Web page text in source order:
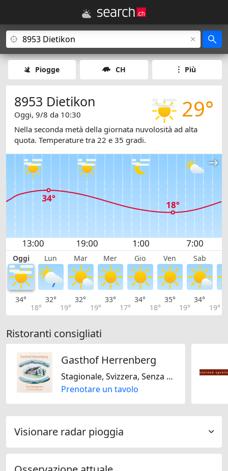
Piogge CH Più
29°
8953 Dietikon
Oggi, 9/8 da 10:30
Nella seconda metà della giornata nuvolosità ad alta
quota. Temperature tra 22 e 35 gradi.
Oggi Lun Mar Mer Gio Ven Sab
34°
18°
32°
19°
32°
19°
33°
17°
34°
18°
35°
19°
34°
19°
Ristoranti consigliati
Gasthof Herrenberg
Stagionale, Svizzera, Senza glutine
Prenotare un tavolo
Visionare radar pioggia